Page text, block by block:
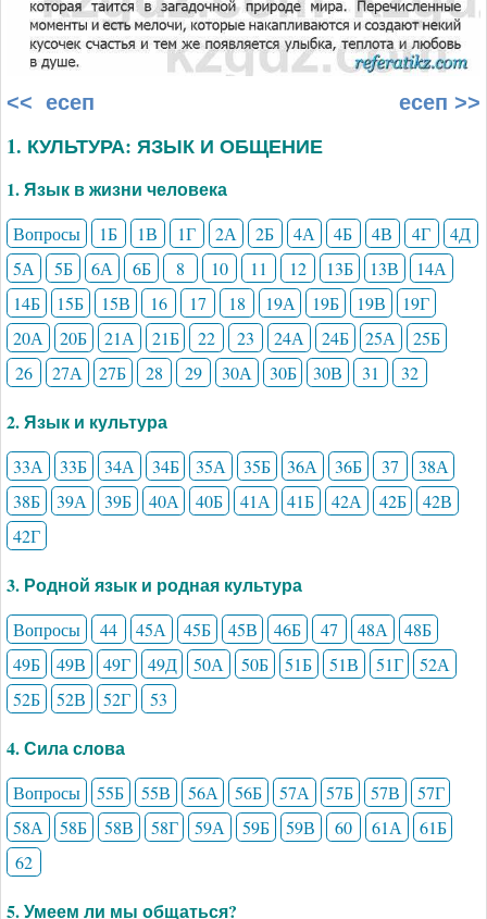
<< есеп есеп >>
1. КУЛЬТУРА: ЯЗЫК И ОБЩЕНИЕ
1. Язык в жизни человека
Вопросы 1Б 1В 1Г 2А 2Б 4А 4Б 4В 4Г
4Д
5А
5Б 6А 6Б 8 10 11 12 13Б 13В
14А
14Б
15Б 15В 16 17 18 19А 19Б 19В
19Г
20А
20Б 21А 21Б 22 23 24А 24Б 25А
25Б
26
27А 27Б 28 29 30А 30Б 30В 31 32
2. Язык и культура
33А 33Б 34А 34Б 35А 35Б 36А 36Б 37
38А
38Б
39А 39Б 40А 40Б 41А 41Б 42А 42Б
42В
42Г
3. Родной язык и родная культура
Вопросы 44 45А 45Б 45В 46Б 47 48А
48Б
49Б
49В 49Г 49Д 50А 50Б 51Б 51В 51Г
52А
52Б
52В 52Г 53
4. Сила слова
Вопросы 55Б 55В 56А 56Б 57А 57Б 57В
57Г
58А
58Б 58В 58Г 59А 59Б 59В 60 61А
61Б
62
5. Умеем ли мы общаться?